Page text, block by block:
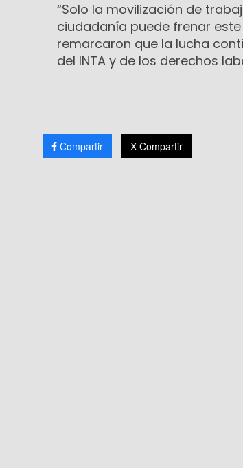
“Solo la movilización de
ciudadanía puede frenar este
remarcaron que la lucha
del INTA y de los derechos
Compartir X Compartir